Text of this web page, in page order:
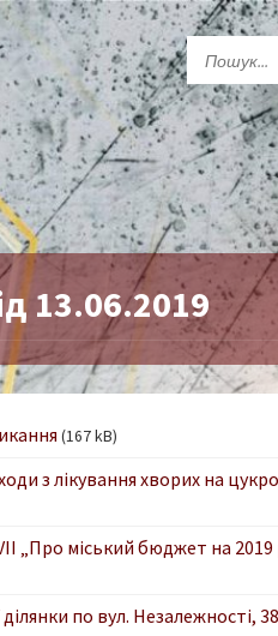
13.06.2019
(167 kB)
з лікування хворих на
„Про міський бюджет на 2019
по вул. Незалежності,